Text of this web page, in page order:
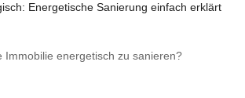
Energetische Sanierung einfach erklärt
Immobilie energetisch zu sanieren?